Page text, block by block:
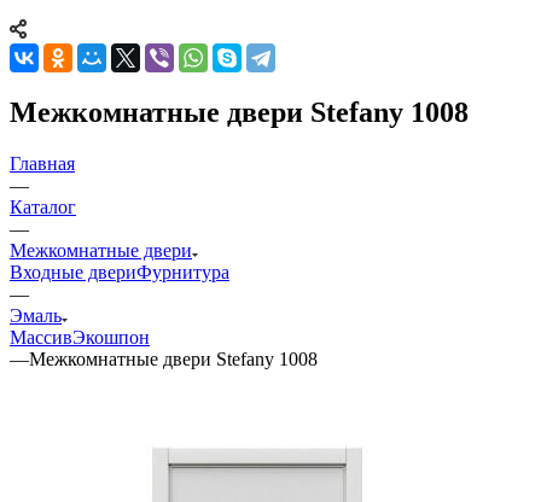
Межкомнатные двери Stefany 1008
Главная
—
Каталог
—
Межкомнатные двери
Входные двериФурнитура
—
Эмаль
МассивЭкошпон
—Межкомнатные двери Stefany 1008